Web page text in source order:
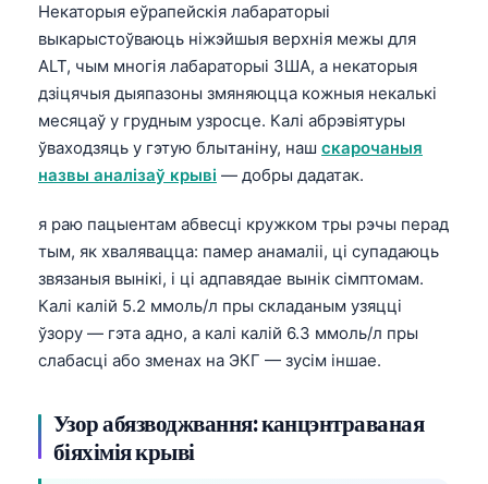
Некаторыя еўрапейскія лабараторыі
выкарыстоўваюць ніжэйшыя верхнія межы для
ALT, чым многія лабараторыі ЗША, а некаторыя
дзіцячыя дыяпазоны змяняюцца кожныя некалькі
месяцаў у грудным узросце. Калі абрэвіятуры
ўваходзяць у гэтую блытаніну, наш скарочаныя
назвы аналізаў крыві — добры дадатак.
я раю пацыентам абвесці кружком тры рэчы перад
тым, як хвалявацца: памер анамаліі, ці супадаюць
звязаныя вынікі, і ці адпавядае вынік сімптомам.
Калі калій 5.2 ммоль/л пры складаным узяцці
ўзору — гэта адно, а калі калій 6.3 ммоль/л пры
слабасці або зменах на ЭКГ — зусім іншае.
Узор абязводжвання: канцэнтраваная
біяхімія крыві